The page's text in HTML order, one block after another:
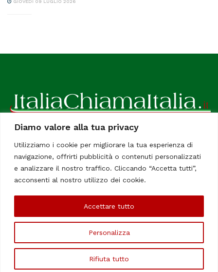
Diamo valore alla tua privacy
Utilizziamo i cookie per migliorare la tua esperienza di
navigazione, offrirti pubblicità o contenuti personalizzati
e analizzare il nostro traffico. Cliccando “Accetta tutti”,
acconsenti al nostro utilizzo dei cookie.
Personalizza
Rifiuta tutto
Accettare tutto
GIOVEDÌ 09 LUGLIO 2026
ItaliaChiamaItalia, il TUO quotidiano online preferito.
Dedicato in particolare a tutti gli italiani residenti all'estero.
Tutti i diritti sono riservati. Quotidiano online indipendente
Le Firme
©Copyright 2006/2020 - ItaliaChiamaItalia